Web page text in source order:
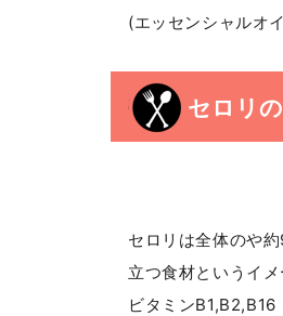
(エッセンシャルオ
セロリ
セロリは全体のや
立つ食材というイ
ビタミン